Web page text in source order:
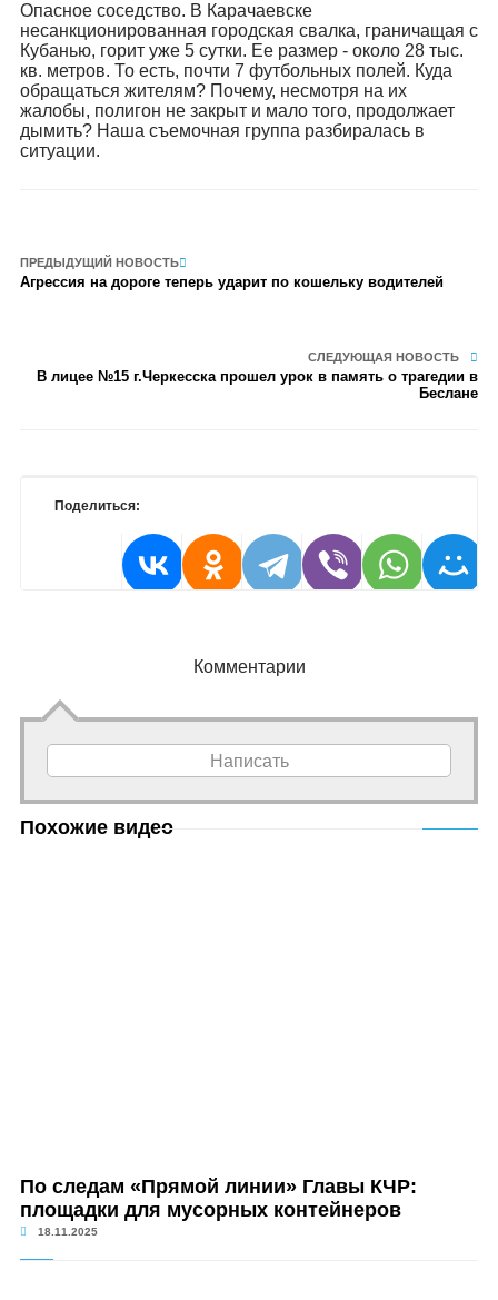
Опасное соседство. В Карачаевске
несанкционированная городская свалка, граничащая с
Кубанью, горит уже 5 сутки. Ее размер - около 28 тыс.
кв. метров. То есть, почти 7 футбольных полей. Куда
обращаться жителям? Почему, несмотря на их
жалобы, полигон не закрыт и мало того, продолжает
дымить? Наша съемочная группа разбиралась в
ситуации.
ПРЕДЫДУЩИЙ НОВОСТЬ
Агрессия на дороге теперь ударит по кошельку водителей
СЛЕДУЮЩАЯ НОВОСТЬ
В лицее №15 г.Черкесска прошел урок в память о трагедии в
Беслане
Поделиться:
Комментарии
Написать
Похожие видео
По следам «Прямой линии» Главы КЧР:
площадки для мусорных контейнеров
18.11.2025